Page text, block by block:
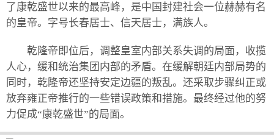
了康乾盛世以来的最高峰，是中国封建社会一位赫赫有名
的皇帝。字号长春居士、信天居士，满族人。
乾隆帝即位后，调整皇室内部关系失调的局面，收揽
人心，缓和统治集团内部的矛盾。在缓解朝廷内部局势的
同时，乾隆帝还坚持安定边疆的叛乱。还采取步骤纠正或
放弃雍正帝推行的一些错误政策和措施。最终经过他的努
力促成“康乾盛世”的局面。